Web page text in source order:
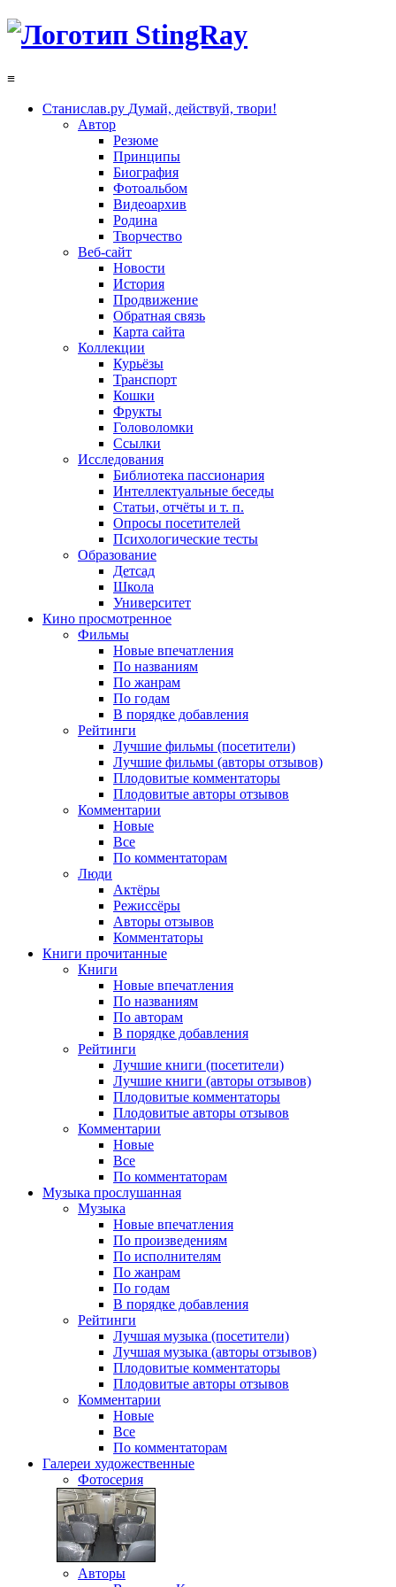
≡
Станислав.ру Думай, действуй, твори!
Автор
Резюме
Принципы
Биография
Фотоальбом
Видеоархив
Родина
Творчество
Веб-сайт
Новости
История
Продвижение
Обратная связь
Карта сайта
Коллекции
Курьёзы
Транспорт
Кошки
Фрукты
Головоломки
Ссылки
Исследования
Библиотека пассионария
Интеллектуальные беседы
Статьи, отчёты и т. п.
Опросы посетителей
Психологические тесты
Образование
Детсад
Школа
Университет
Кино просмотренное
Фильмы
Новые впечатления
По названиям
По жанрам
По годам
В порядке добавления
Рейтинги
Лучшие фильмы (посетители)
Лучшие фильмы (авторы отзывов)
Плодовитые комментаторы
Плодовитые авторы отзывов
Комментарии
Новые
Все
По комментаторам
Люди
Актёры
Режиссёры
Авторы отзывов
Комментаторы
Книги прочитанные
Книги
Новые впечатления
По названиям
По авторам
В порядке добавления
Рейтинги
Лучшие книги (посетители)
Лучшие книги (авторы отзывов)
Плодовитые комментаторы
Плодовитые авторы отзывов
Комментарии
Новые
Все
По комментаторам
Музыка прослушанная
Музыка
Новые впечатления
По произведениям
По исполнителям
По жанрам
По годам
В порядке добавления
Рейтинги
Лучшая музыка (посетители)
Лучшая музыка (авторы отзывов)
Плодовитые комментаторы
Плодовитые авторы отзывов
Комментарии
Новые
Все
По комментаторам
Галереи художественные
Фотосерия
Авторы